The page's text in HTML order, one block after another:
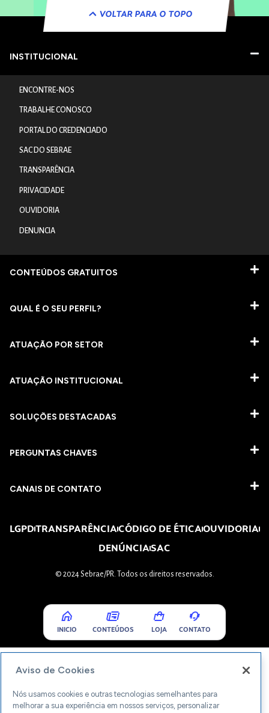
VOLTAR PARA O TOPO
INSTITUCIONAL
ENCONTRE-NOS
TRABALHE CONOSCO
PORTAL DO CREDENCIADO
SAC DO SEBRAE
TRANSPARÊNCIA
PRIVACIDADE
OUVIDORIA
DENUNCIA
CONTEÚDOS GRATUITOS
QUAL É O SEU PERFIL?
ATUAÇÃO POR SETOR
ATUAÇÃO INSTITUCIONAL
SOLUÇÕES DESTACADAS
PERGUNTAS CHAVES​
CANAIS DE CONTATO
LGPDTRANSPARÊNCIACÓDIGO DE ÉTICAOUVIDORIA
DENÚNCIASAC
© 2024 Sebrae/PR. Todos os direitos reservados.
INICIO CONTEÚDOS LOJA CONTATO
Aviso de Cookies
Nós usamos cookies e outras tecnologias semelhantes para
melhorar a sua experiência em nossos serviços, personalizar